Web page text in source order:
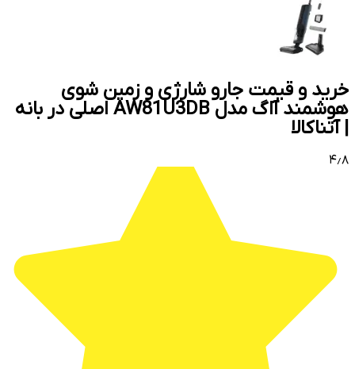
خرید و قیمت جارو شارژی و زمین شوی
هوشمند آاگ مدل AW81U3DB اصلی در بانه
| آتناکالا
۴٫۸